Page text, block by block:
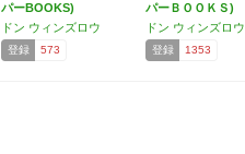
パーBOOKS)
ドン ウィンズロウ
登録 573
パーＢＯＯＫＳ)
ドン ウィンズロウ
登録 1353